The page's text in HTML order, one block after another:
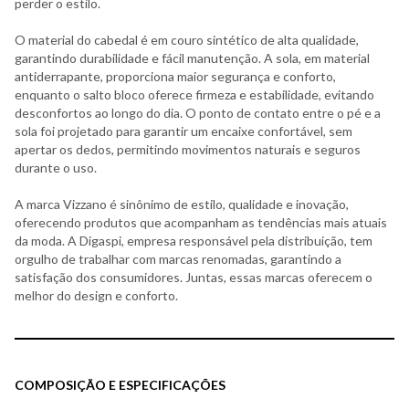
perder o estilo.
O material do cabedal é em couro sintético de alta qualidade,
garantindo durabilidade e fácil manutenção. A sola, em material
antiderrapante, proporciona maior segurança e conforto,
enquanto o salto bloco oferece firmeza e estabilidade, evitando
desconfortos ao longo do dia. O ponto de contato entre o pé e a
sola foi projetado para garantir um encaixe confortável, sem
apertar os dedos, permitindo movimentos naturais e seguros
durante o uso.
A marca Vizzano é sinônimo de estilo, qualidade e inovação,
oferecendo produtos que acompanham as tendências mais atuais
da moda. A Digaspi, empresa responsável pela distribuição, tem
orgulho de trabalhar com marcas renomadas, garantindo a
satisfação dos consumidores. Juntas, essas marcas oferecem o
melhor do design e conforto.
COMPOSIÇÃO E ESPECIFICAÇÕES